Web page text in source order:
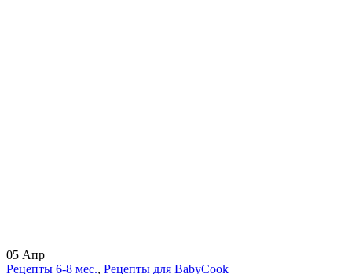
05 Апр
Рецепты 6-8 мес., Рецепты для BabyCook